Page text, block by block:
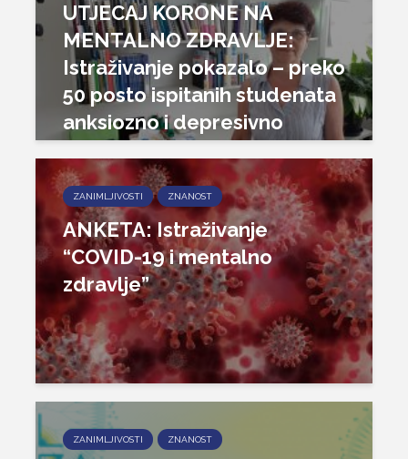
UTJECAJ KORONE NA
MENTALNO ZDRAVLJE:
Istraživanje pokazalo – preko
50 posto ispitanih studenata
anksiozno i depresivno
ZANIMLJIVOSTI ZNANOST
ANKETA: Istraživanje
“COVID-19 i mentalno
zdravlje”
ZANIMLJIVOSTI ZNANOST